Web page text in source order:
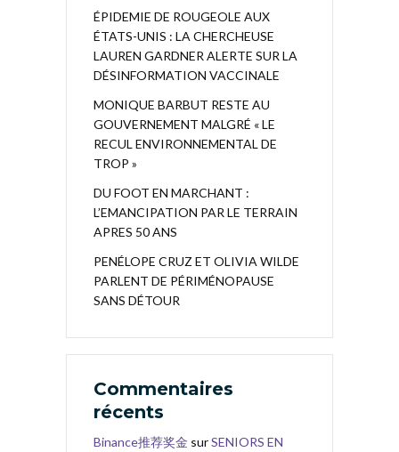
ÉPIDEMIE DE ROUGEOLE AUX
ÉTATS-UNIS : LA CHERCHEUSE
LAUREN GARDNER ALERTE SUR LA
DÉSINFORMATION VACCINALE
MONIQUE BARBUT RESTE AU
GOUVERNEMENT MALGRÉ « LE
RECUL ENVIRONNEMENTAL DE
TROP »
DU FOOT EN MARCHANT :
L’EMANCIPATION PAR LE TERRAIN
APRES 50 ANS
PENÉLOPE CRUZ ET OLIVIA WILDE
PARLENT DE PÉRIMÉNOPAUSE
SANS DÉTOUR
Commentaires
récents
Binance推荐奖金 surSENIORS EN